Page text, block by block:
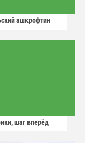
ашкрофтин
шаг вперёд